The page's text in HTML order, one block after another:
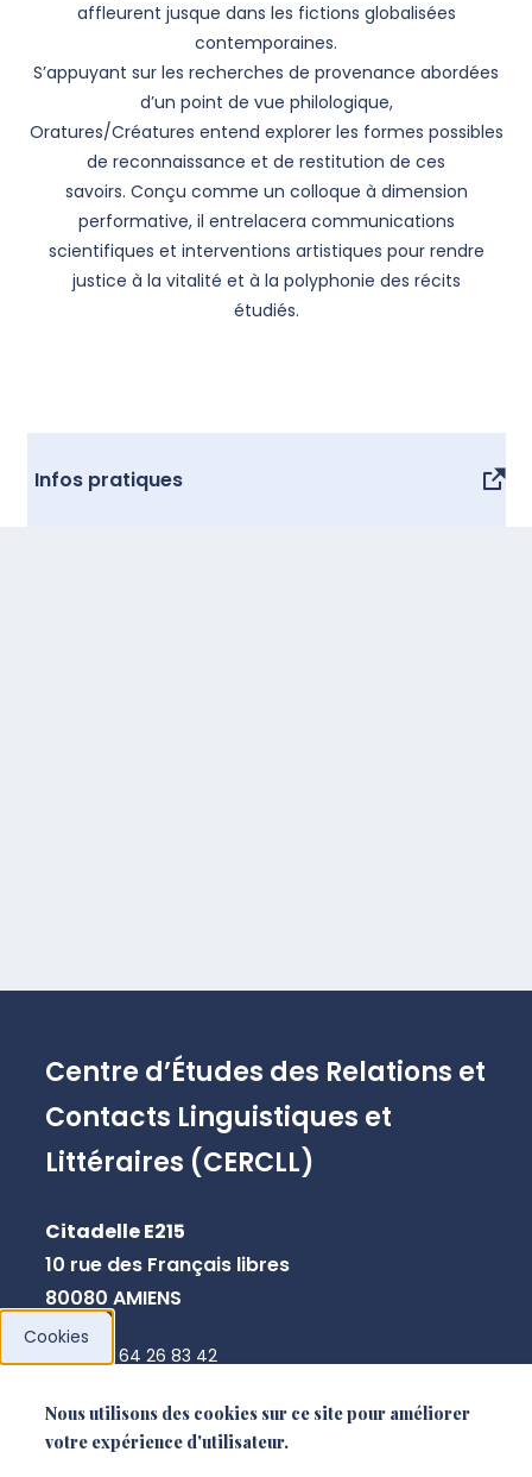
affleurent jusque dans les fictions globalisées
contemporaines.
S’appuyant sur les recherches de provenance abordées
d’un point de vue philologique,
Oratures/Créatures entend explorer les formes possibles
de reconnaissance et de restitution de ces
savoirs. Conçu comme un colloque à dimension
performative, il entrelacera communications
scientifiques et interventions artistiques pour rendre
justice à la vitalité et à la polyphonie des récits
étudiés.
Infos pratiques
Centre d’Études des Relations et
Contacts Linguistiques et
Littéraires (CERCLL)
Citadelle E215
10 rue des Français libres
80080 AMIENS
+33 3 64 26 83 42
NOUS CONTACTER
Cookies
Nous utilisons des cookies sur ce site pour améliorer
votre expérience d'utilisateur.